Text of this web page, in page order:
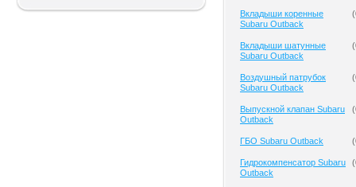
Вкладыши коренные
Subaru Outback
(
Вкладыши шатунные
Subaru Outback
(
Воздушный патрубок
Subaru Outback
(
Выпускной клапан Subaru
Outback
(
ГБО Subaru Outback (
Гидрокомпенсатор Subaru
Outback
(